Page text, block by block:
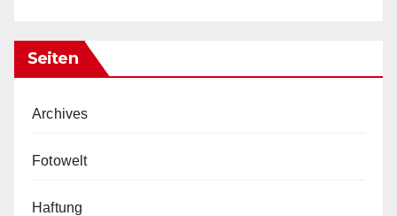
Seiten
Archives
Fotowelt
Haftung